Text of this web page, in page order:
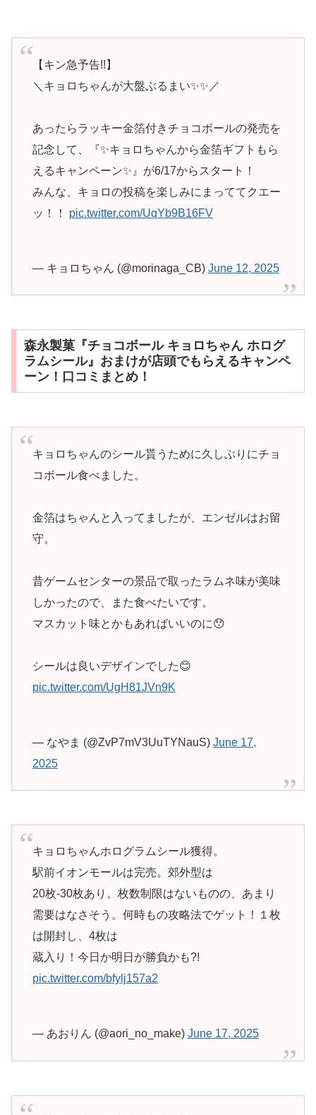
【キン急予告!!】
＼キョロちゃんが大盤ぶるまい✨✨／
あったらラッキー金箔付きチョコボールの発売を
記念して、『✨キョロちゃんから金箔ギフトもら
えるキャンペーン✨』が6/17からスタート！
みんな、キョロの投稿を楽しみにまっててクエー
ッ！！ pic.twitter.com/UqYb9B16FV
— キョロちゃん (@morinaga_CB) June 12, 2025
森永製菓『チョコボール キョロちゃん ホログ
ラムシール』おまけが店頭でもらえるキャンペ
ーン！口コミまとめ！
キョロちゃんのシール貰うために久しぶりにチョ
コボール食べました。
金箔はちゃんと入ってましたが、エンゼルはお留
守。
昔ゲームセンターの景品で取ったラムネ味が美味
しかったので、また食べたいです。
マスカット味とかもあればいいのに😯
シールは良いデザインでした😊
pic.twitter.com/UgH81JVn9K
— なやま (@ZvP7mV3UuTYNauS) June 17,
2025
キョロちゃんホログラムシール獲得。
駅前イオンモールは完売。郊外型は
20枚-30枚あり。枚数制限はないものの、あまり
需要はなさそう。何時もの攻略法でゲット！１枚
は開封し、4枚は
蔵入り！今日か明日が勝負かも?!
pic.twitter.com/bfylj157a2
— あおりん (@aori_no_make) June 17, 2025